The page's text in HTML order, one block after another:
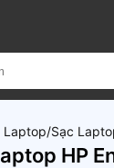
Laptop Sạc
HP